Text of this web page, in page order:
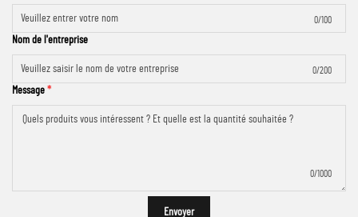
0/100
Nom de l'entreprise
0/200
Message
0/1000
Envoyer